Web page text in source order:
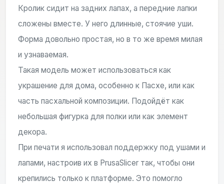
Кролик сидит на задних лапах, а передние лапки
сложены вместе. У него длинные, стоячие уши.
Форма довольно простая, но в то же время милая
и узнаваемая.
Такая модель может использоваться как
украшение для дома, особенно к Пасхе, или как
часть пасхальной композиции. Подойдёт как
небольшая фигурка для полки или как элемент
декора.
При печати я использовал поддержку под ушами и
лапами, настроив их в PrusaSlicer так, чтобы они
крепились только к платформе. Это помогло